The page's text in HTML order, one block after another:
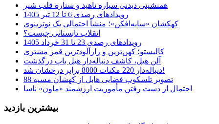
همنشینی دیدنی سیاره ناهید و ستاره قلب شیر
رویدادهای رصدی 6 تا 12 تیر 1405
کهکشان «سایه‌افکن»؛ منشأ احتمالی یک نوترینوی
انقلاب تابستانی چیست؟
رویدادهای رصدی 23 تا 31 خرداد 1405
کالیستو؛ کهن‌ترین و رازآلودترین قمر مشتری
آلن هیل، کاشف دنباله‌دار هیل باپ درگذشت
دنباله‌دار 220 مکنات 8000 برابر درخشان شد!
تصویر تلسکوپ فضایی هابل از کهشان مسیه 88
احتمال از دست رفتن مأموریت ارزشمند «ماون» ناسا
بیشترین بازدید